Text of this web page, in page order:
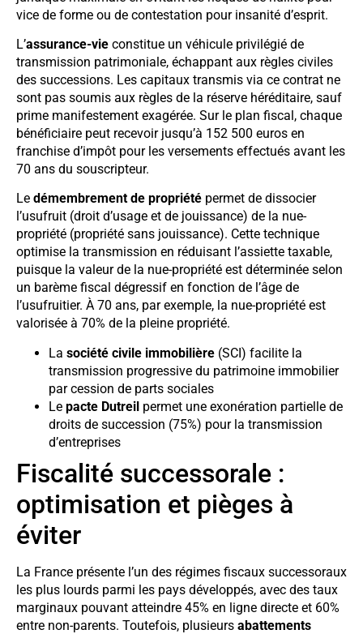
vice de forme ou de contestation pour insanité d’esprit.
L’assurance-vie constitue un véhicule privilégié de
transmission patrimoniale, échappant aux règles civiles
des successions. Les capitaux transmis via ce contrat ne
sont pas soumis aux règles de la réserve héréditaire, sauf
prime manifestement exagérée. Sur le plan fiscal, chaque
bénéficiaire peut recevoir jusqu’à 152 500 euros en
franchise d’impôt pour les versements effectués avant les
70 ans du souscripteur.
Le démembrement de propriété permet de dissocier
l’usufruit (droit d’usage et de jouissance) de la nue-
propriété (propriété sans jouissance). Cette technique
optimise la transmission en réduisant l’assiette taxable,
puisque la valeur de la nue-propriété est déterminée selon
un barème fiscal dégressif en fonction de l’âge de
l’usufruitier. À 70 ans, par exemple, la nue-propriété est
valorisée à 70% de la pleine propriété.
La société civile immobilière (SCI) facilite la
transmission progressive du patrimoine immobilier
par cession de parts sociales
Le pacte Dutreil permet une exonération partielle de
droits de succession (75%) pour la transmission
d’entreprises
Fiscalité successorale :
optimisation et pièges à
éviter
La France présente l’un des régimes fiscaux successoraux
les plus lourds parmi les pays développés, avec des taux
marginaux pouvant atteindre 45% en ligne directe et 60%
entre non-parents. Toutefois, plusieurs abattements